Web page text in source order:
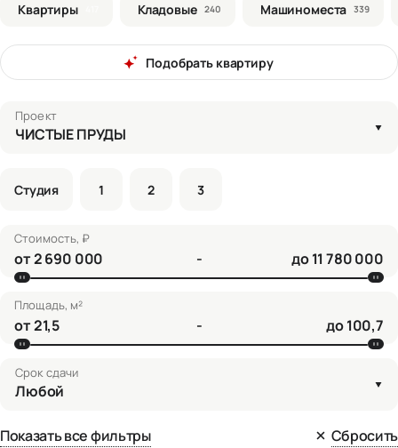
Квартиры Кладовые 240 Машиноместа 339
Подобрать квартиру
Проект
ЧИСТЫЕ ПРУДЫ
Студия 1 2 3
Стоимость, ₽
от - до
Площадь, м²
от - до
Срок сдачи
Любой
Показать все фильтры Сбросить